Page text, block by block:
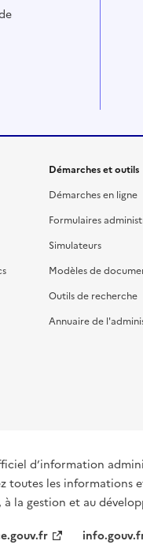
Démarches et outils
Démarches en ligne
Formulaires
Simulateurs
Modèles de
Outils de recherche
Annuaire de
d’information
toutes les informations
la gestion et au